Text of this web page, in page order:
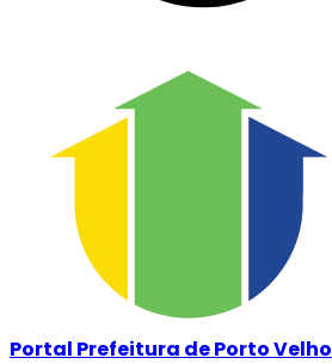
Portal Prefeitura de Porto Velho